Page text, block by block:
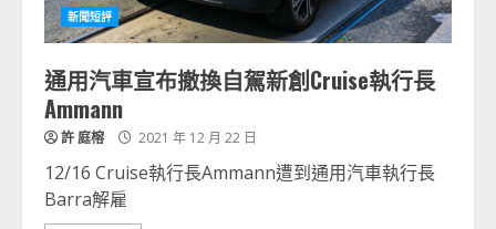
新聞短評
通用汽車宣布撤換自駕新創Cruise執行長
Ammann
許 庭榕 2021 年 12 月 22 日
12/16 Cruise執行長Ammann遭到通用汽車執行長
Barra解雇